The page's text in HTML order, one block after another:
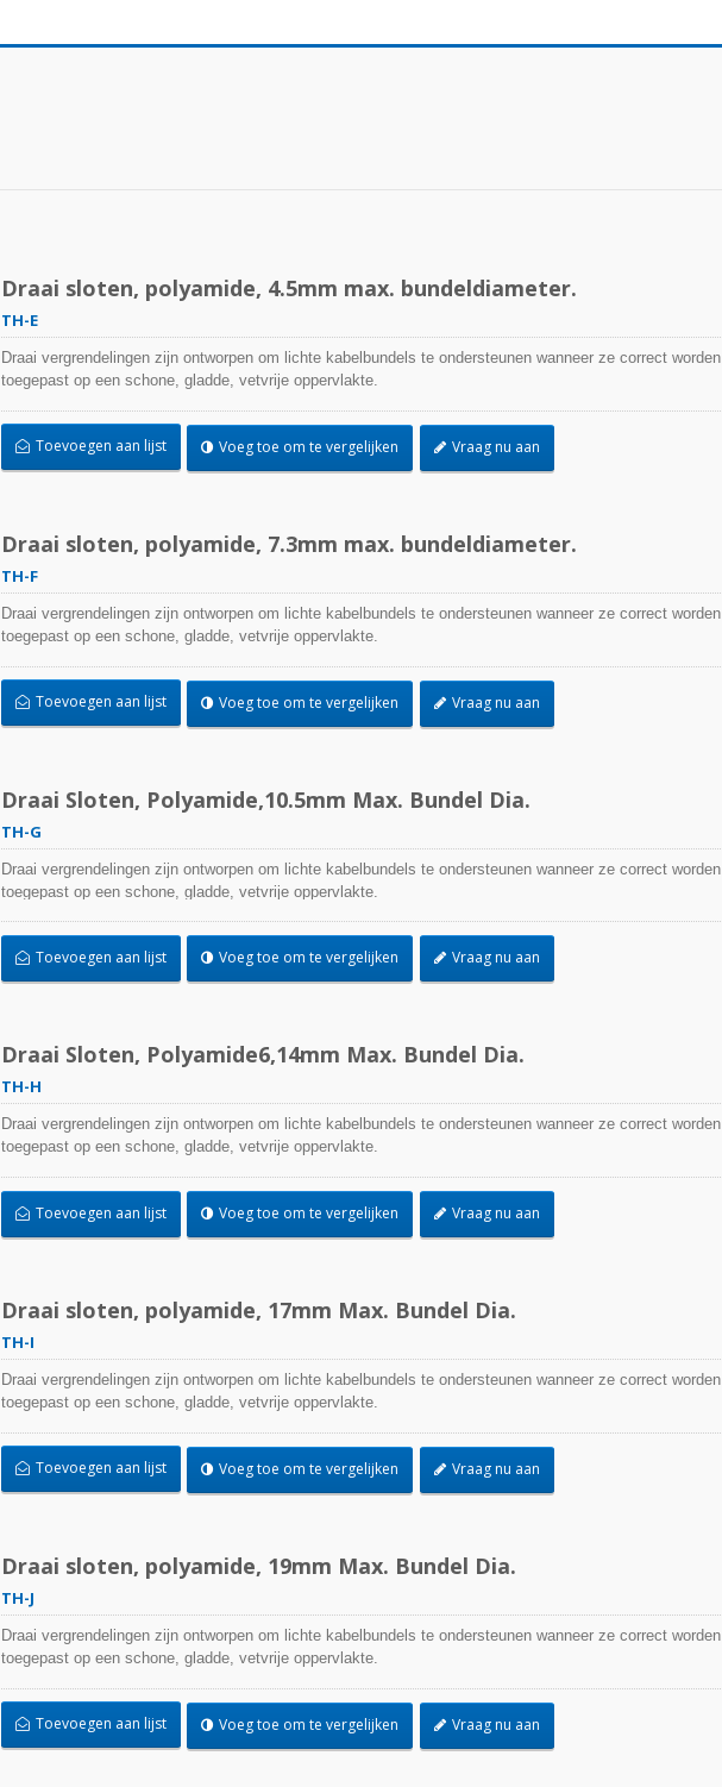
Draai sloten, polyamide, 4.5mm max. bundeldiameter.
TH-E
Draai vergrendelingen zijn ontworpen om lichte kabelbundels te ondersteunen wanneer ze correct worden
toegepast op een schone, gladde, vetvrije oppervlakte.
Toevoegen aan lijst Voeg toe om te vergelijken Vraag nu aan
Draai sloten, polyamide, 7.3mm max. bundeldiameter.
TH-F
Draai vergrendelingen zijn ontworpen om lichte kabelbundels te ondersteunen wanneer ze correct worden
toegepast op een schone, gladde, vetvrije oppervlakte.
Toevoegen aan lijst Voeg toe om te vergelijken Vraag nu aan
Draai Sloten, Polyamide,10.5mm Max. Bundel Dia.
TH-G
Draai vergrendelingen zijn ontworpen om lichte kabelbundels te ondersteunen wanneer ze correct worden
toegepast op een schone, gladde, vetvrije oppervlakte.
Toevoegen aan lijst Voeg toe om te vergelijken Vraag nu aan
Draai Sloten, Polyamide6,14mm Max. Bundel Dia.
TH-H
Draai vergrendelingen zijn ontworpen om lichte kabelbundels te ondersteunen wanneer ze correct worden
toegepast op een schone, gladde, vetvrije oppervlakte.
Toevoegen aan lijst Voeg toe om te vergelijken Vraag nu aan
Draai sloten, polyamide, 17mm Max. Bundel Dia.
TH-I
Draai vergrendelingen zijn ontworpen om lichte kabelbundels te ondersteunen wanneer ze correct worden
toegepast op een schone, gladde, vetvrije oppervlakte.
Toevoegen aan lijst Voeg toe om te vergelijken Vraag nu aan
Draai sloten, polyamide, 19mm Max. Bundel Dia.
TH-J
Draai vergrendelingen zijn ontworpen om lichte kabelbundels te ondersteunen wanneer ze correct worden
toegepast op een schone, gladde, vetvrije oppervlakte.
Toevoegen aan lijst Voeg toe om te vergelijken Vraag nu aan